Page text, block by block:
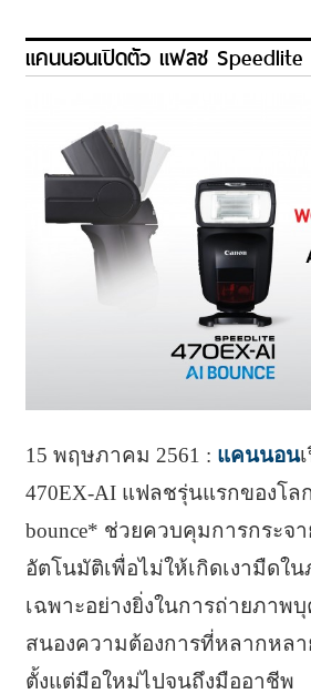
แคนนอนเปิดตัว แฟลช
15 พฤษภาคม 2561 : แคนนอน
470EX-AI แฟลชรุ่นแรกของโ
bounce* ช่วยควบคุมการกระจ
อัตโนมัติเพื่อไม่ให้เกิดเงามืดใ
เฉพาะอย่างยิ่งในการถ่ายภาพ
สนองความต้องการที่หลากหล
ตั้งแต่มือใหม่ไปจนถึงมืออาชีพ